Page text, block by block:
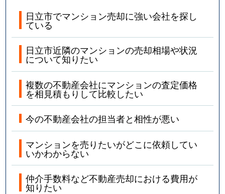
日立市でマンション売却に強い会社を探し
ている
日立市近隣のマンションの売却相場や状況
について知りたい
複数の不動産会社にマンションの査定価格
を相見積もりして比較したい
今の不動産会社の担当者と相性が悪い
マンションを売りたいがどこに依頼してい
いかわからない
仲介手数料など不動産売却における費用が
知りたい